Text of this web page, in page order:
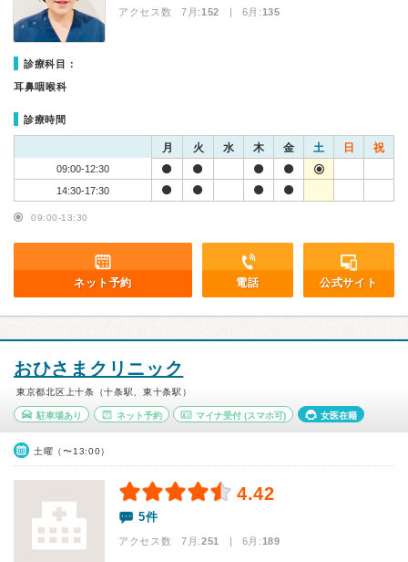
アクセス数 7月:152 | 6月:135
診療科目：
耳鼻咽喉科
診療時間
月 火 水 木 金 土 日 祝
09:00-12:30
14:30-17:30
09:00-13:30
ネット予約 電話 公式サイト
おひさまクリニック
東京都北区上十条（十条駅、東十条駅）
駐車場あり ネット予約 マイナ受付 (スマホ可) 女医在籍
土曜（〜13:00）
4.42
5件
アクセス数 7月:251 | 6月:189